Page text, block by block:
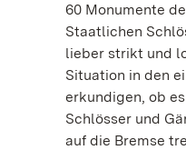
60 Monumente
Staatlichen
lieber strikt und
Situation in den
erkundigen, ob
Schlösser und
auf die Bremse